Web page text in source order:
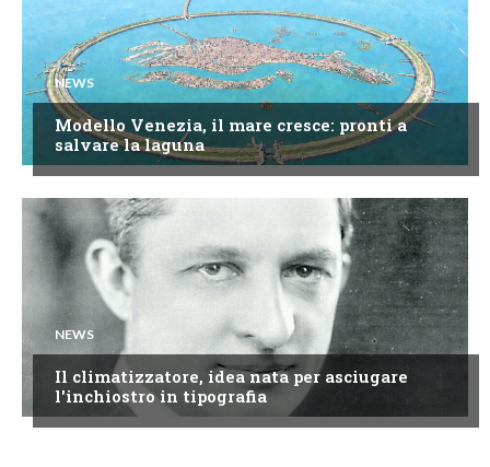
NEWS
Modello Venezia, il mare cresce: pronti a
salvare la laguna
NEWS
Il climatizzatore, idea nata per asciugare
l'inchiostro in tipografia